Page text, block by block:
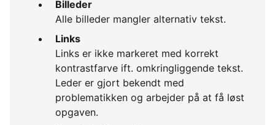
Billeder
Alle billeder mangler alternativ tekst.
Links
Links er ikke markeret med korrekt
kontrastfarve ift. omkringliggende tekst.
Leder er gjort bekendt med
problematikken og arbejder på at få løst
opgaven.